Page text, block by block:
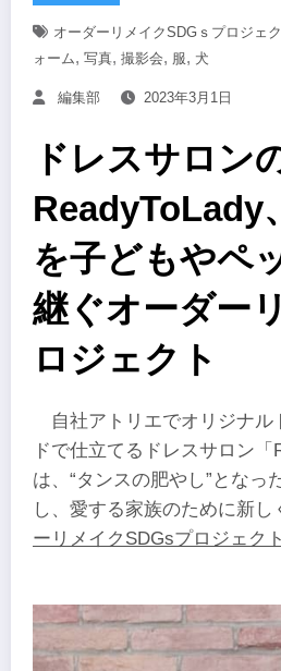
オーダーリメイクSDGｓプロジェ
ォーム, 写真, 撮影会, 服, 犬
編集部 2023年3月1日
ドレスサロン
ReadyToLady
を子どもやペ
継ぐオーダー
ロジェクト
自社アトリエでオリジナル
ドで仕立てるドレスサロン「
は、“タンスの肥やし”となっ
し、愛する家族のために新し
ーリメイクSDGsプロジェクト